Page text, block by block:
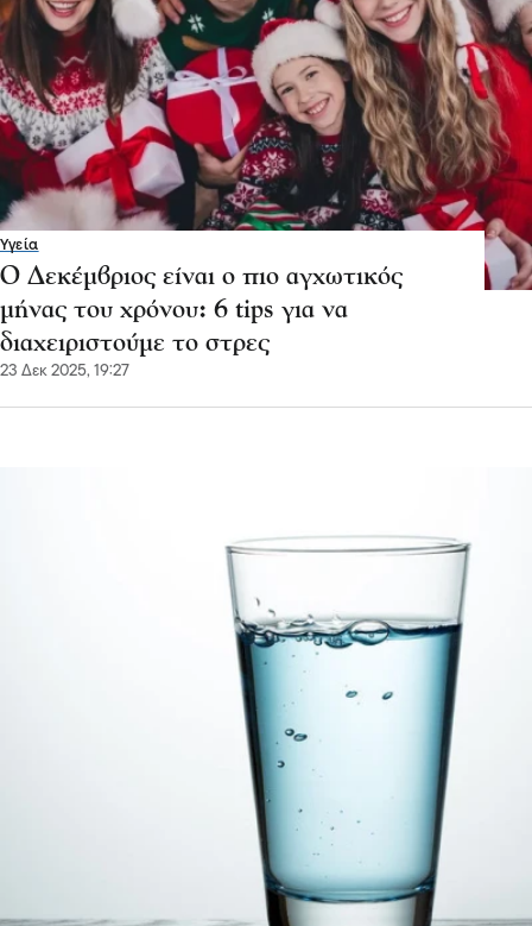
Υγεία
Ο Δεκέμβριος είναι ο πιο αγχωτικός
μήνας του χρόνου: 6 tips για να
διαχειριστούμε το στρες
23 Δεκ 2025, 19:27